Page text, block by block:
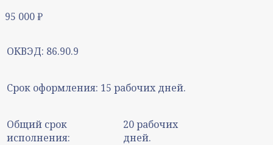
95 000₽
ОКВЭД: 86.90.9
Срок оформления: 15 рабочих дней.
Общий срок
исполнения:
20 рабочих
дней.